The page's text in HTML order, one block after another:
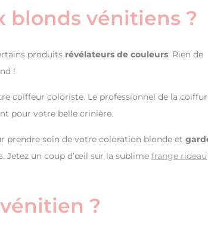
blonds vénitiens ?
produits révélateurs de couleurs. Rien de
!
coiffeur coloriste. Le professionnel de la
pour votre belle crinière.
prendre soin de votre coloration blonde et
Jetez un coup d’œil sur la sublime frange rideau
?